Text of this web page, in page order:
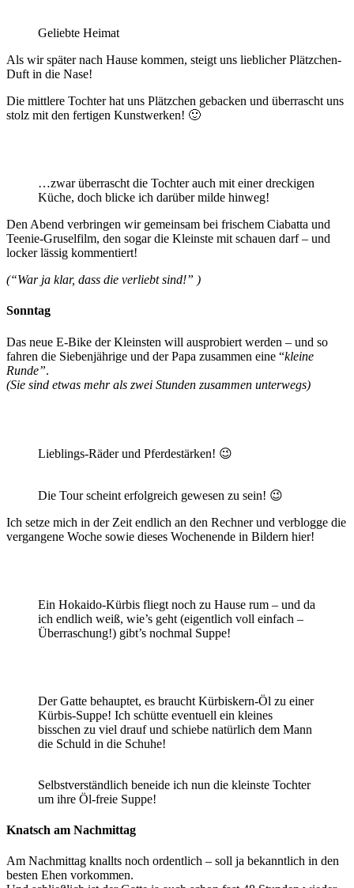
Geliebte Heimat
Als wir später nach Hause kommen, steigt uns lieblicher Plätzchen-
Duft in die Nase!
Die mittlere Tochter hat uns Plätzchen gebacken und überrascht uns
stolz mit den fertigen Kunstwerken! 🙂
…zwar überrascht die Tochter auch mit einer dreckigen
Küche, doch blicke ich darüber milde hinweg!
Den Abend verbringen wir gemeinsam bei frischem Ciabatta und
Teenie-Gruselfilm, den sogar die Kleinste mit schauen darf – und
locker lässig kommentiert!
(“War ja klar, dass die verliebt sind!” )
Sonntag
Das neue E-Bike der Kleinsten will ausprobiert werden – und so
fahren die Siebenjährige und der Papa zusammen eine “kleine
Runde”.
(Sie sind etwas mehr als zwei Stunden zusammen unterwegs)
Lieblings-Räder und Pferdestärken! 😉
Die Tour scheint erfolgreich gewesen zu sein! 😉
Ich setze mich in der Zeit endlich an den Rechner und verblogge die
vergangene Woche sowie dieses Wochenende in Bildern hier!
Ein Hokaido-Kürbis fliegt noch zu Hause rum – und da
ich endlich weiß, wie’s geht (eigentlich voll einfach –
Überraschung!) gibt’s nochmal Suppe!
Der Gatte behauptet, es braucht Kürbiskern-Öl zu einer
Kürbis-Suppe! Ich schütte eventuell ein kleines
bisschen zu viel drauf und schiebe natürlich dem Mann
die Schuld in die Schuhe!
Selbstverständlich beneide ich nun die kleinste Tochter
um ihre Öl-freie Suppe!
Knatsch am Nachmittag
Am Nachmittag knallts noch ordentlich – soll ja bekanntlich in den
besten Ehen vorkommen.